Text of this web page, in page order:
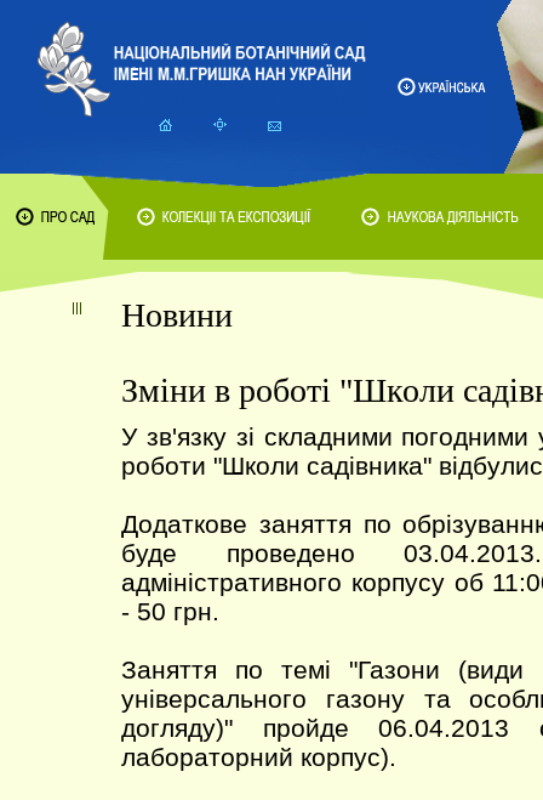
Новини
Зміни в роботі "Школи
У зв'язку зі складними погодними
роботи "Школи садівника"
Додаткове заняття по
буде проведено
адміністративного корпусу об
- 50 грн.
Заняття по темі "Газони (види
універсального газону та
догляду)" пройде
лабораторний корпус).